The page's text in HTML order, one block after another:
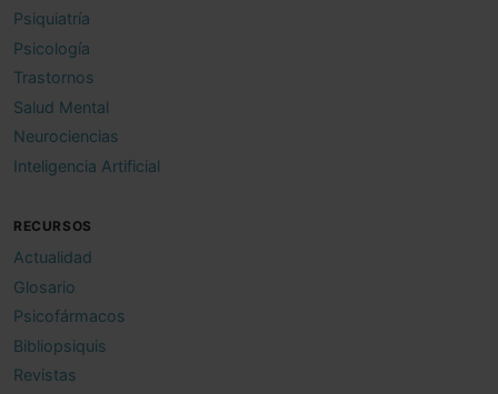
Psiquiatría
Psicología
Trastornos
Salud Mental
Neurociencias
Inteligencia Artificial
RECURSOS
Actualidad
Glosario
Psicofármacos
Bibliopsiquis
Revistas